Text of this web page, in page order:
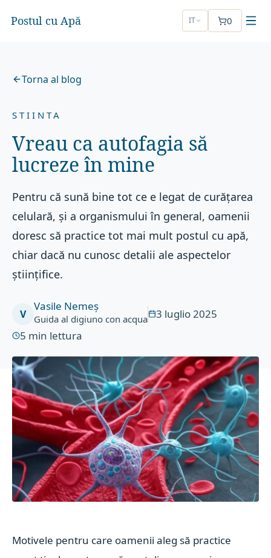
Postul cu Apă IT 0
Torna al blog
STIINTA
Vreau ca autofagia să
lucreze în mine
Pentru că sună bine tot ce e legat de curățarea
celulară, și a organismului în general, oamenii
doresc să practice tot mai mult postul cu apă,
chiar dacă nu cunosc detalii ale aspectelor
științifice.
V
Vasile Nemeș
Guida al digiuno con acqua
3 luglio 2025
5 min lettura
Motivele pentru care oamenii aleg să practice